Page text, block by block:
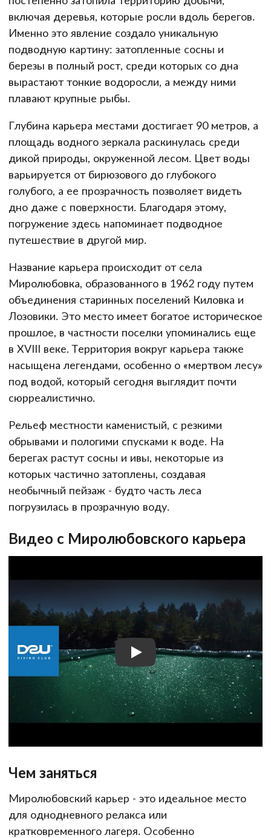
включая деревья, которые росли вдоль берегов.
Именно это явление создало уникальную
подводную картину: затопленные сосны и
березы в полный рост, среди которых со дна
вырастают тонкие водоросли, а между ними
плавают крупные рыбы.
Глубина карьера местами достигает 90 метров, а
площадь водного зеркала раскинулась среди
дикой природы, окруженной лесом. Цвет воды
варьируется от бирюзового до глубокого
голубого, а ее прозрачность позволяет видеть
дно даже с поверхности. Благодаря этому,
погружение здесь напоминает подводное
путешествие в другой мир.
Название карьера происходит от села
Миролюбовка, образованного в 1962 году путем
объединения старинных поселений Киловка и
Лозовики. Это место имеет богатое историческое
прошлое, в частности поселки упоминались еще
в XVIII веке. Территория вокруг карьера также
насыщена легендами, особенно о «мертвом лесу»
под водой, который сегодня выглядит почти
сюрреалистично.
Рельеф местности каменистый, с резкими
обрывами и пологими спусками к воде. На
берегах растут сосны и ивы, некоторые из
которых частично затоплены, создавая
необычный пейзаж - будто часть леса
погрузилась в прозрачную воду.
Видео с Миролюбовского карьера
Чем заняться
Миролюбовский карьер - это идеальное место
для однодневного релакса или
кратковременного лагеря. Особенно